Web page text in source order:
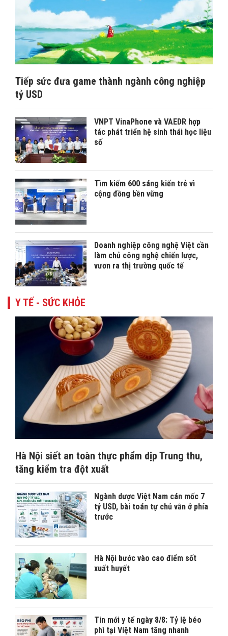
Tiếp sức đưa game thành ngành công nghiệp
tỷ USD
VNPT VinaPhone và VAEDR hợp
tác phát triển hệ sinh thái học liệu
số
Tìm kiếm 600 sáng kiến trẻ vì
cộng đồng bền vững
Doanh nghiệp công nghệ Việt cần
làm chủ công nghệ chiến lược,
vươn ra thị trường quốc tế
Y TẾ - SỨC KHỎE
Hà Nội siết an toàn thực phẩm dịp Trung thu,
tăng kiểm tra đột xuất
Ngành dược Việt Nam cán mốc 7
tỷ USD, bài toán tự chủ vẫn ở phía
trước
Hà Nội bước vào cao điểm sốt
xuất huyết
Tin mới y tế ngày 8/8: Tỷ lệ béo
phì tại Việt Nam tăng nhanh